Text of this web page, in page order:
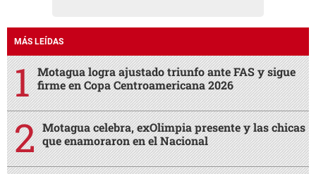
MÁS LEÍDAS
Motagua logra ajustado triunfo ante FAS y sigue
firme en Copa Centroamericana 2026
Motagua celebra, exOlimpia presente y las chicas
que enamoraron en el Nacional